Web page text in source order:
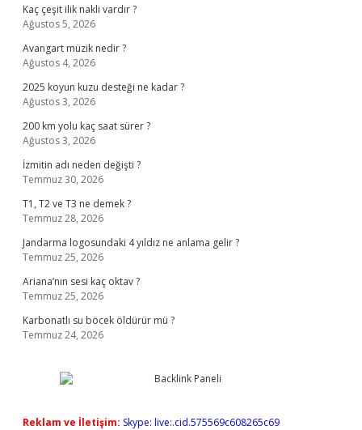
Kaç çeşit ilik nakli vardır ?
Ağustos 5, 2026
Avangart müzik nedir ?
Ağustos 4, 2026
2025 koyun kuzu desteği ne kadar ?
Ağustos 3, 2026
200 km yolu kaç saat sürer ?
Ağustos 3, 2026
İzmitin adı neden değişti ?
Temmuz 30, 2026
T1, T2 ve T3 ne demek ?
Temmuz 28, 2026
Jandarma logosundaki 4 yıldız ne anlama gelir ?
Temmuz 25, 2026
Ariana’nın sesi kaç oktav ?
Temmuz 25, 2026
Karbonatlı su böcek öldürür mü ?
Temmuz 24, 2026
Reklam ve İletişim: Skype: live:.cid.575569c608265c69